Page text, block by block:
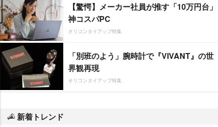
【驚愕】メーカー社員が推す「10万円台」
神コスパPC
オリコンタイアップ特集
「別班のよう」腕時計で『VIVANT』の世
界観再現
オリコンタイアップ特集
新着トレンド